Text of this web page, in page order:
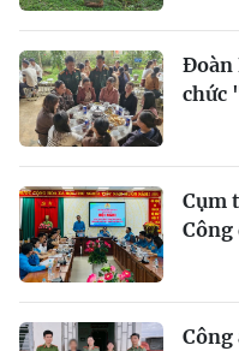
Đoàn
chức
Cụm
Công
Công